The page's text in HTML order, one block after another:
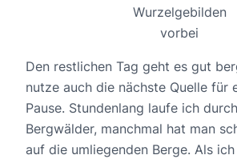
Wurzelgebilden
vorbei
Den restlichen Tag geht es gut
nutze auch die nächste Quelle für
Pause. Stundenlang laufe ich
Bergwälder, manchmal hat man
auf die umliegenden Berge. Als